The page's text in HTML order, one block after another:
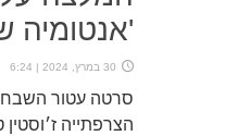
'אנטומיה
30 במרץ, 2024 | 6:24
סרטה עטור
הצרפתייה